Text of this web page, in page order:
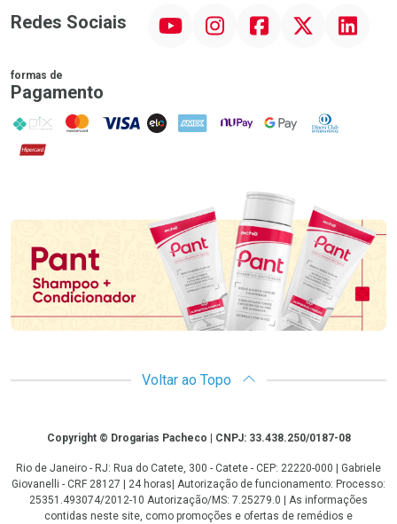
Redes Sociais InstagramFacebookTwitter Linkedin
formas de
Pagamento
PIX MasterCard
VISA ELO AMEX NuPay Google PayDiners Club
Hipercard
Promoção em Destaque
Voltar ao Topo
CopyrightCopyright © Drogarias Pacheco | CNPJ: 33.438.250/0187-08
Rio de Janeiro - RJ: Rua do Catete, 300 - Catete - CEP: 22220-000 | Gabriele
Giovanelli - CRF 28127 | 24 horas| Autorização de funcionamento: Processo:
25351.493074/2012-10 Autorização/MS: 7.25279.0 | As informações
contidas neste site, como promoções e ofertas de remédios e